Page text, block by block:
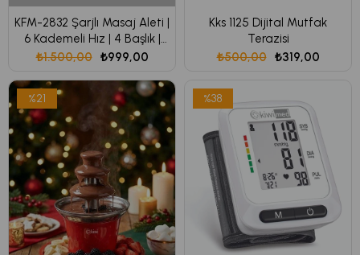
KFM-2832 Şarjlı Masaj Aleti |
6 Kademeli Hız | 4 Başlık |
1800 mAh Uzun Pil Ömrü
₺999,00
₺1.500,00
Kks 1125 Dijital Mutfak
Terazisi
₺319,00
₺500,00
%21 %38